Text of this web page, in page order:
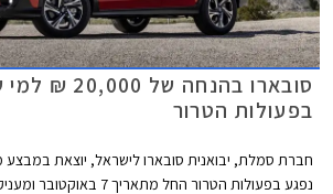
סובארו בהנחה
בפעולות הטרור
חברת סמלת, יבואנית סובארו לישראל, יוצאת במבצע